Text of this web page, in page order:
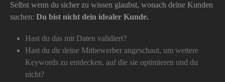
Selbst wenn du sicher zu wissen glaubst, wonach deine Kunden
suchen: Du bist nicht dein idealer Kunde.
Hast du das mit Daten validiert?
Hast du dir deine Mitbewerber angeschaut, um weitere
Keywords zu entdecken, auf die sie optimieren und du
nicht?